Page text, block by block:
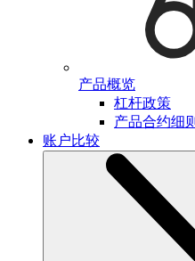
产品概览
杠杆政策
产品合约细则
账户比较